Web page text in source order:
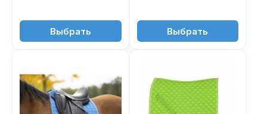
2'750 ₽Выбрать 4'250 ₽Выбрать